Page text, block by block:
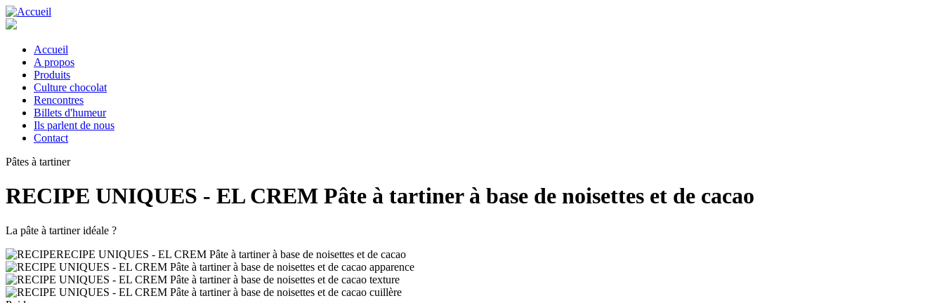
Aller
au
principal
Main
navigation
Accueil
A propos
Produits
Culture chocolat
Rencontres
Billets d'humeur
Ils parlent de nous
Contact
Pâtes à tartiner
RECIPE UNIQUES - EL CREM Pâte à tartiner à base de noisettes et de cacao
La pâte à tartiner idéale ?